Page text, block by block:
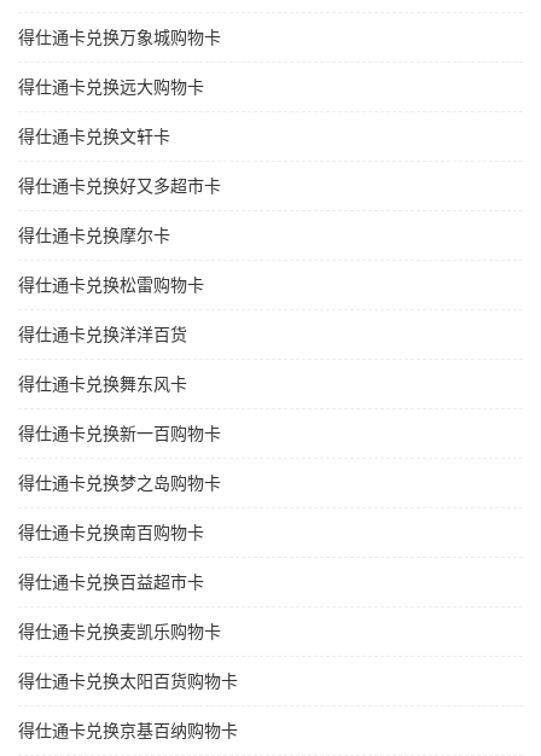
得仕通卡兑换万象城购物卡
得仕通卡兑换远大购物卡
得仕通卡兑换文轩卡
得仕通卡兑换好又多超市卡
得仕通卡兑换摩尔卡
得仕通卡兑换松雷购物卡
得仕通卡兑换洋洋百货
得仕通卡兑换舞东风卡
得仕通卡兑换新一百购物卡
得仕通卡兑换梦之岛购物卡
得仕通卡兑换南百购物卡
得仕通卡兑换百益超市卡
得仕通卡兑换麦凯乐购物卡
得仕通卡兑换太阳百货购物卡
得仕通卡兑换京基百纳购物卡